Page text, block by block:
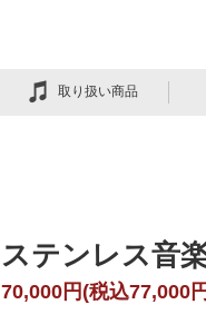
取り扱い商品
ステンレス音
70,000円(税込77,000